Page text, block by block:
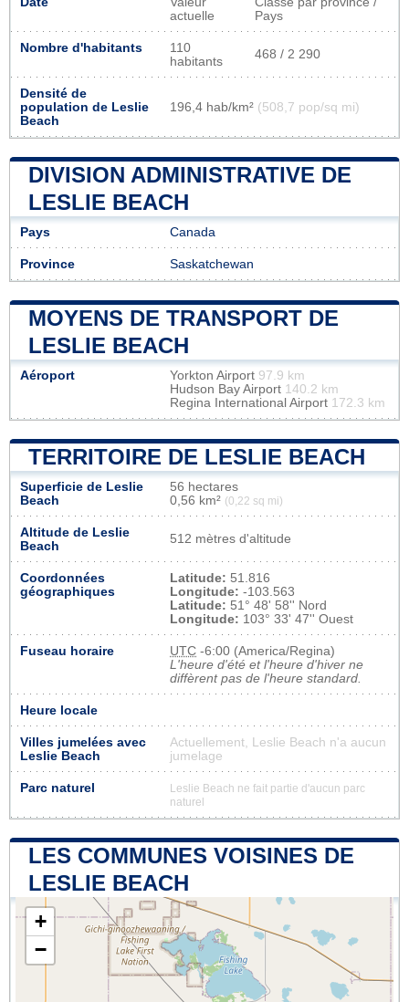
actuelle
Pays
Nombre d'habitants
110
habitants
468 / 2 290
Densité de
population de Leslie
Beach
196,4 hab/km² (508,7 pop/sq mi)
DIVISION ADMINISTRATIVE DE
LESLIE BEACH
Pays Canada
Province Saskatchewan
MOYENS DE TRANSPORT DE
LESLIE BEACH
Aéroport Yorkton Airport 97.9 km
Hudson Bay Airport 140.2 km
Regina International Airport 172.3 km
TERRITOIRE DE LESLIE BEACH
Superficie de Leslie
Beach
56 hectares
0,56 km² (0,22 sq mi)
Altitude de Leslie
Beach
512 mètres d'altitude
Coordonnées
géographiques
Latitude: 51.816
Longitude: -103.563
Latitude: 51° 48' 58'' Nord
Longitude: 103° 33' 47'' Ouest
Fuseau horaire UTC -6:00 (America/Regina)
L'heure d'été et l'heure d'hiver ne
diffèrent pas de l'heure standard.
Heure locale
Villes jumelées avec
Leslie Beach
Actuellement, Leslie Beach n'a aucun
jumelage
Parc naturel
Leslie Beach ne fait partie d'aucun parc
naturel
LES COMMUNES VOISINES DE
LESLIE BEACH
+
−